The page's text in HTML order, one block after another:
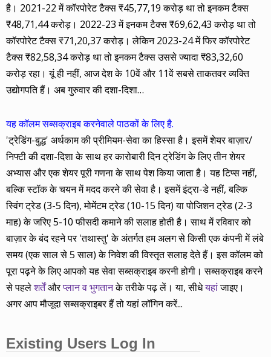
है। 2021-22 में कॉरपोरेट टैक्स ₹45,77,19 करोड़ था तो इनकम टैक्स
₹48,71,44 करोड़। 2022-23 में इनकम टैक्स ₹69,62,43 करोड़ था तो
कॉरपोरेट टैक्स ₹71,20,37 करोड़। लेकिन 2023-24 में फिर कॉरपोरेट
टैक्स ₹82,58,34 करोड़ था तो इनकम टैक्स उससे ज्यादा ₹83,32,60
करोड़ रहा। यूं ही नहीं, आज देश के 10वें और 11वें सबसे ताकतवर व्यक्ति
उद्योगपति हैं। अब गुरुवार की दशा-दिशा…
यह कॉलम सब्सक्राइब करनेवाले पाठकों के लिए है.
'ट्रेडिंग-बुद्ध' अर्थकाम की प्रीमियम-सेवा का हिस्सा है। इसमें शेयर बाज़ार/
निफ्टी की दशा-दिशा के साथ हर कारोबारी दिन ट्रेडिंग के लिए तीन शेयर
अभ्यास और एक शेयर पूरी गणना के साथ पेश किया जाता है। यह टिप्स नहीं,
बल्कि स्टॉक के चयन में मदद करने की सेवा है। इसमें इंट्रा-डे नहीं, बल्कि
स्विंग ट्रेड (3-5 दिन), मोमेंटम ट्रेड (10-15 दिन) या पोजिशन ट्रेड (2-3
माह) के जरिए 5-10 फीसदी कमाने की सलाह होती है। साथ में रविवार को
बाज़ार के बंद रहने पर 'तथास्तु' के अंतर्गत हम अलग से किसी एक कंपनी में लंबे
समय (एक साल से 5 साल) के निवेश की विस्तृत सलाह देते हैं। इस कॉलम को
पूरा पढ़ने के लिए आपको यह सेवा सब्सक्राइब करनी होगी। सब्सक्राइब करने
से पहलेशर्तेंऔरप्लान व भुगतानके तरीके पढ़ लें। या, सीधेयहांजाइए।
अगर आप मौजूदा सब्सक्राइबर हैं तो यहां लॉगिन करें...
Existing Users Log In